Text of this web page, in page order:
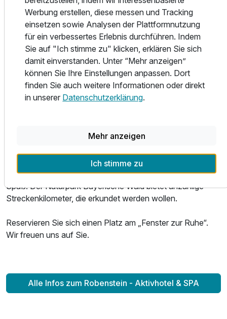
Ausstattung
Für 4 Tage p.P. ab 349,00 €
Gönnen Sie sich die wohlverdiente Auszeit in unseren
SPA-Bereichen oder dem unvergleichlichen Saunadorf im
hauseigenen Forst.
Kulinarisch bieten wir Ihnen eine moderne, deutsche Küche
auf höchstem Niveau. Mit unserer Genießer-Pension
werden Sie jeden Tag mit fantastischen und kreativen
Gerichten verwöhnt.
Robenstein Hotel & SPA ist mit seiner einzigartigen Lage
Wanderungen, herausfordernde Mountainbike-Touren,
fantastische Langlauf-Erlebnisse und unvergesslichen Ski-
Spaß. Der Naturpark Bayerische Wald bietet unzählige
Streckenkilometer, die erkundet werden wollen.
Reservieren Sie sich einen Platz am „Fenster zur Ruhe“.
Wir freuen uns auf Sie.
Alle Infos zum Robenstein - Aktivhotel & SPA
Werbung erstellen, diese messen und Tracking
einsetzen sowie Analysen der Plattformnutzung
für ein verbessertes Erlebnis durchführen. Indem
Sie auf "Ich stimme zu" klicken, erklären Sie sich
damit einverstanden. Unter “Mehr anzeigen”
können Sie Ihre Einstellungen anpassen. Dort
finden Sie auch weitere Informationen oder direkt
in unserer Datenschutzerklärung.
Mehr anzeigen
Ich stimme zu